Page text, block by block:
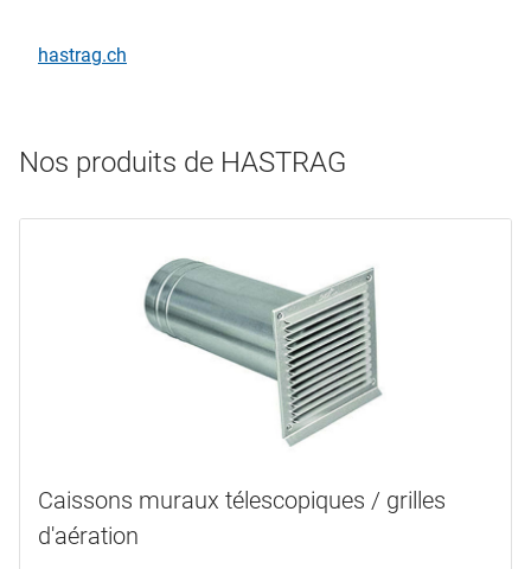
hastrag.ch
Nos produits de HASTRAG
Caissons muraux télescopiques / grilles
d'aération